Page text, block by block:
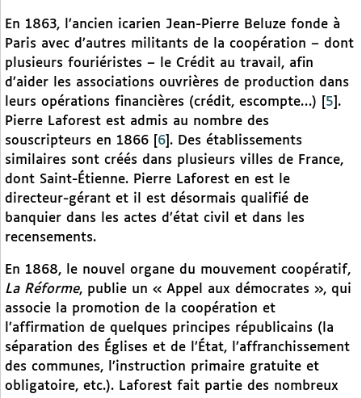
En 1863, l’ancien icarien Jean-Pierre Beluze fonde à
Paris avec d’autres militants de la coopération – dont
plusieurs fouriéristes – le Crédit au travail, afin
d’aider les associations ouvrières de production dans
leurs opérations financières (crédit, escompte…)
5 .
Pierre Laforest est admis au nombre des
souscripteurs en 1866
6 . Des établissements
similaires sont créés dans plusieurs villes de France,
dont Saint-Étienne. Pierre Laforest en est le
directeur-gérant et il est désormais qualifié de
banquier dans les actes d’état civil et dans les
recensements.
En 1868, le nouvel organe du mouvement coopératif,
La Réforme, publie un « Appel aux démocrates », qui
associe la promotion de la coopération et
l’affirmation de quelques principes républicains (la
séparation des Églises et de l’État, l’affranchissement
des communes, l’instruction primaire gratuite et
obligatoire, etc.). Laforest fait partie des nombreux